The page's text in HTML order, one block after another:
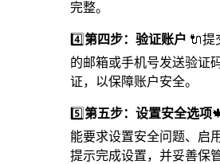
完整。
4️⃣第四步：验证账户 🔌提
的邮箱或手机号发送验证
证，以保障账户安全。
5️⃣第五步：设置安全选项
能要求设置安全问题、启
提示完成设置，并妥善保